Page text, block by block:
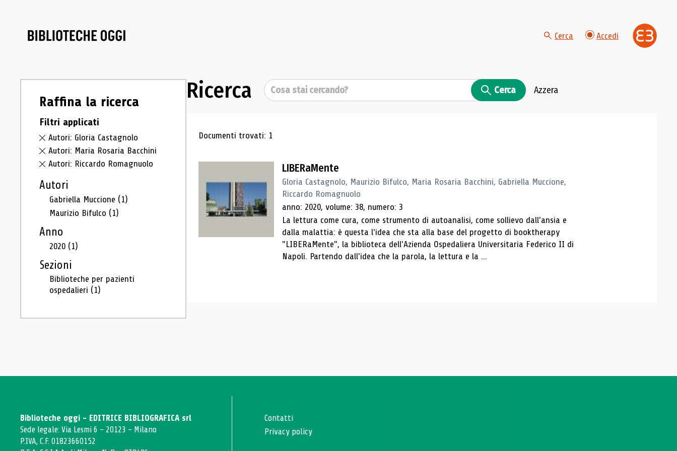
Cerca Accedi
Raffina la ricerca
Filtri applicati
Autori: Gloria Castagnolo
Autori: Maria Rosaria Bacchini
Autori: Riccardo Romagnuolo
Autori
Gabriella Muccione (1)
Maurizio Bifulco (1)
Anno
2020 (1)
Sezioni
Biblioteche per pazienti
ospedalieri (1)
Ricerca Cerca Cerca Azzera
Risultati di ricerca
Documenti trovati: 1
LIBERaMente
Gloria Castagnolo, Maurizio Bifulco, Maria Rosaria Bacchini, Gabriella Muccione,
Riccardo Romagnuolo
anno: 2020, volume: 38, numero: 3
La lettura come cura, come strumento di autoanalisi, come sollievo dall'ansia e
dalla malattia: è questa l'idea che sta alla base del progetto di booktherapy
"LIBERaMente", la biblioteca dell'Azienda Ospedaliera Universitaria Federico II di
Napoli. Partendo dall'idea che la parola, la lettura e la ...
Biblioteche oggi - EDITRICE BIBLIOGRAFICA srl
Sede legale: Via Lesmi 6 - 20123 - Milano
P.IVA, C.F. 01823660152
Contatti
Privacy policy